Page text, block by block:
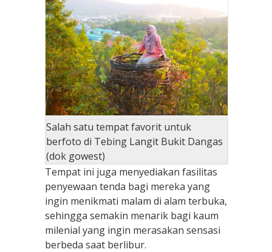
Salah satu tempat favorit untuk
berfoto di Tebing Langit Bukit Dangas
(dok gowest)
Tempat ini juga menyediakan fasilitas
penyewaan tenda bagi mereka yang
ingin menikmati malam di alam terbuka,
sehingga semakin menarik bagi kaum
milenial yang ingin merasakan sensasi
berbeda saat berlibur.